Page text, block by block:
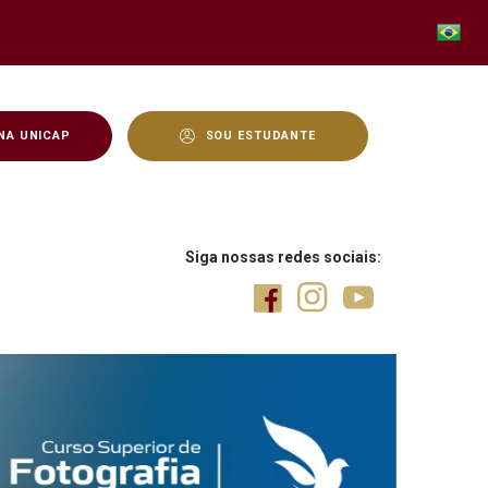
UNICAP SOU ESTUDANTE
Siga nossas redes sociais: